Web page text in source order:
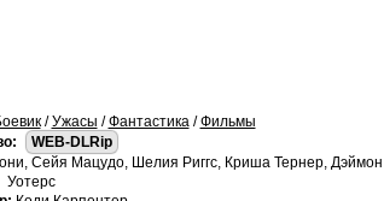
/Ужасы /Фантастика/Фильмы
WEB-DLRip
Сейя Мацудо, Шелия Риггс, Криша Тернер, Дэймон
Уотерс